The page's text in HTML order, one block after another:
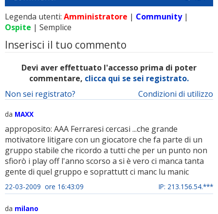
Legenda utenti: Amministratore | Community|
Ospite | Semplice
Inserisci il tuo commento
Devi aver effettuato l'accesso prima di poter
commentare, clicca qui se sei registrato.
Condizioni di utilizzo
Non sei registrato?
da MAXX
approposito: AAA Ferraresi cercasi ...che grande
motivatore litigare con un giocatore che fa parte di un
gruppo stabile che ricordo a tutti che per un punto non
sfiorò i play off l'anno scorso a si è vero ci manca tanta
gente di quel gruppo e soprattutt ci manc lu manic
22-03-2009 ore 16:43:09 IP: 213.156.54.***
da milano